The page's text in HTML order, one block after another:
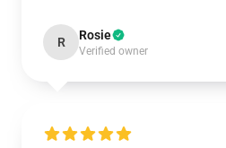
R Rosie
Verified owner